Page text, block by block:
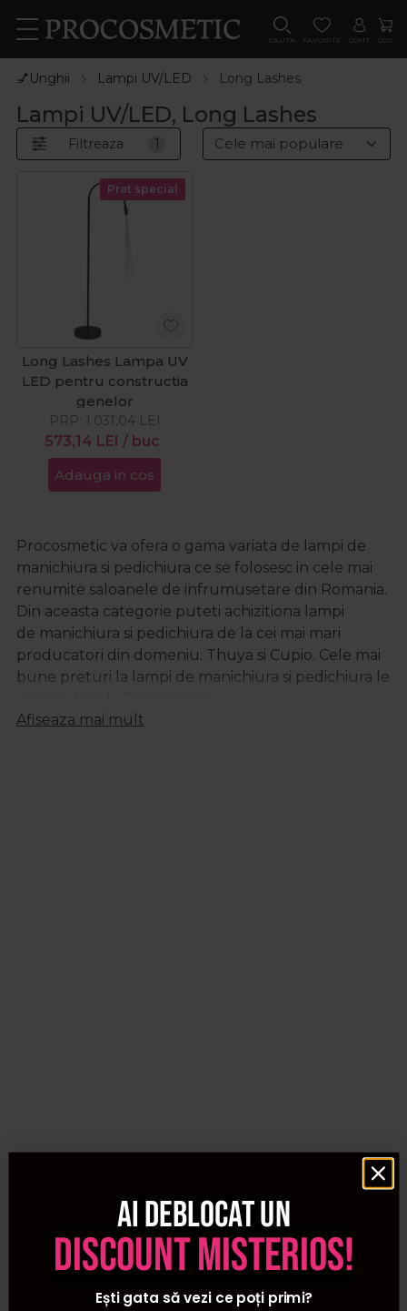
CAUTA FAVORITE CONT COS
💅Unghii Lampi UV/LED Long Lashes
Lampi UV/LED, Long Lashes
Filtreaza 1
Pret special
Long Lashes Lampa UV
LED pentru constructia
genelor
573,14 LEI / buc
PRP: 1.031,04 LEI
Adauga in cos
Procosmetic va ofera o gama variata de lampi de
manichiura si pedichiura ce se folosesc in cele mai
renumite saloanele de infrumusetare din Romania.
Din aceasta categorie puteti achizitiona lampi
de manichiura si pedichiura de la cei mai mari
producatori din domeniu: Thuya si Cupio. Cele mai
bune preturi la lampi de manichiura si pedichiura le
Afiseaza mai mult
Ai deblocat un
discount misterios!
Ești gata să vezi ce poți primi?